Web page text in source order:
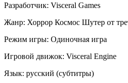
Разработчик: Visceral Games
Жанр: Хоррор Космос Шутер от
Режим игры: Одиночная игра
Игровой движок: Visceral Engine
Язык: русский (субтитры)